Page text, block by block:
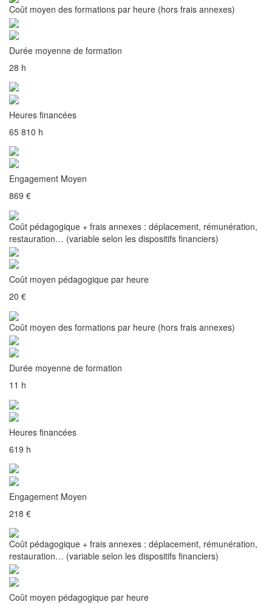
Coût moyen des formations par heure (hors frais annexes)
Durée moyenne de formation
28 h
Heures financées
65 810 h
Engagement Moyen
869 €
Coût pédagogique + frais annexes : déplacement, rémunération,
restauration… (variable selon les dispositifs financiers)
Coût moyen pédagogique par heure
20 €
Coût moyen des formations par heure (hors frais annexes)
Durée moyenne de formation
11 h
Heures financées
619 h
Engagement Moyen
218 €
Coût pédagogique + frais annexes : déplacement, rémunération,
restauration… (variable selon les dispositifs financiers)
Coût moyen pédagogique par heure